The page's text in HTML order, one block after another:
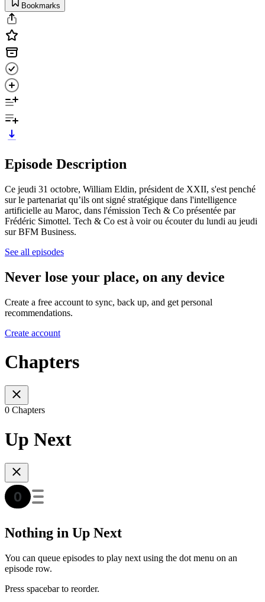
Bookmarks
Episode Description
Ce jeudi 31 octobre, William Eldin, président de XXII, s'est penché
sur le partenariat qu’ils ont signé stratégique dans l'intelligence
artificielle au Maroc, dans l'émission Tech & Co présentée par
Frédéric Simottel. Tech & Co est à voir ou écouter du lundi au jeudi
sur BFM Business.
See all episodes
Never lose your place, on any device
Create a free account to sync, back up, and get personal
recommendations.
Create account
Chapters
0 Chapters
Up Next
Nothing in Up Next
You can queue episodes to play next using the dot menu on an
episode row.
Press spacebar to reorder.